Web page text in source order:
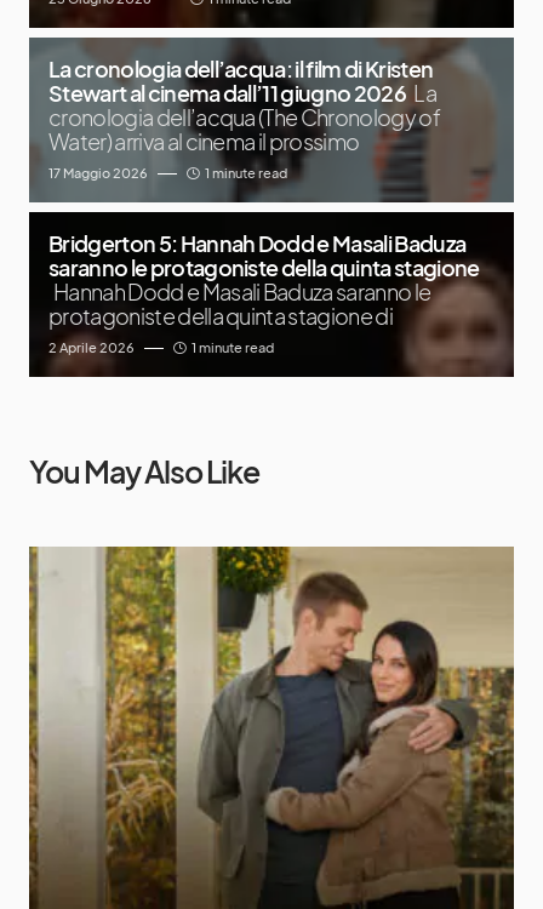
La cronologia dell’acqua: il film di Kristen
Stewart al cinema dall’11 giugno 2026 La
cronologia dell’acqua (The Chronology of
Water) arriva al cinema il prossimo
17 Maggio 2026 1 minute read
Bridgerton 5: Hannah Dodd e Masali Baduza
saranno le protagoniste della quinta stagione
Hannah Dodd e Masali Baduza saranno le
protagoniste della quinta stagione di
2 Aprile 2026 1 minute read
You May Also Like